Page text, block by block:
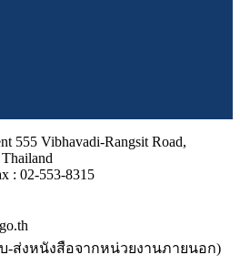
555 Vibhavadi-Rangsit Road,
: 02-553-8315
-ส่งหนังสือจากหน่วยงานภายนอก)